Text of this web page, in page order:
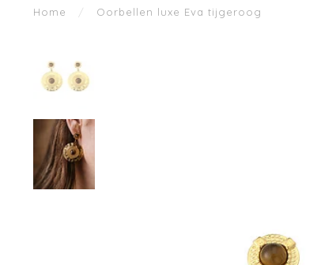
Home / Oorbellen luxe Eva tijgeroog